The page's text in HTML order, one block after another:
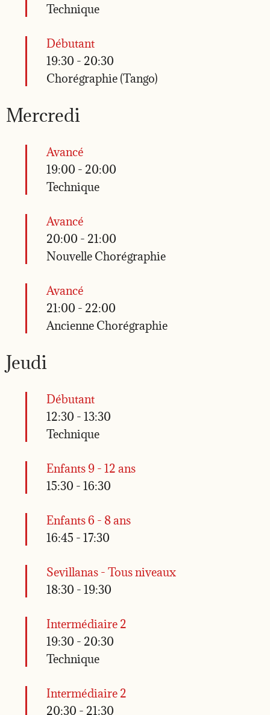
Technique
Débutant
19:30 - 20:30
Chorégraphie (Tango)
Mercredi
Avancé
19:00 - 20:00
Technique
Avancé
20:00 - 21:00
Nouvelle Chorégraphie
Avancé
21:00 - 22:00
Ancienne Chorégraphie
Jeudi
Débutant
12:30 - 13:30
Technique
Enfants 9 - 12 ans
15:30 - 16:30
Enfants 6 - 8 ans
16:45 - 17:30
Sevillanas - Tous niveaux
18:30 - 19:30
Intermédiaire 2
19:30 - 20:30
Technique
Intermédiaire 2
20:30 - 21:30